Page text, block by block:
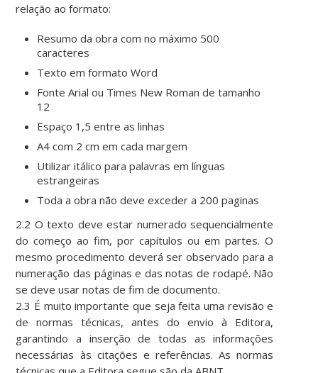
relação ao formato:
Resumo da obra com no máximo 500
caracteres
Texto em formato Word
Fonte Arial ou Times New Roman de tamanho
12
Espaço 1,5 entre as linhas
A4 com 2 cm em cada margem
Utilizar itálico para palavras em línguas
estrangeiras
Toda a obra não deve exceder a 200 paginas
2.2 O texto deve estar numerado sequencialmente
do começo ao fim, por capítulos ou em partes. O
mesmo procedimento deverá ser observado para a
numeração das páginas e das notas de rodapé. Não
se deve usar notas de fim de documento.
2.3 É muito importante que seja feita uma revisão e
de normas técnicas, antes do envio à Editora,
garantindo a inserção de todas as informações
necessárias às citações e referências. As normas